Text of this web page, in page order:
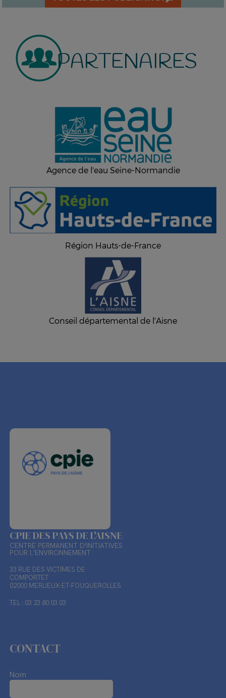
PARTENAIRES
Agence de l'eau Seine-Normandie
Région Hauts-de-France
Conseil départemental de l'Aisne
CPIE DES PAYS DE L'AISNE
CENTRE PERMANENT D'INITIATIVES
POUR L'ENVIRONNEMENT
33 RUE DES VICTIMES DE
COMPORTET
02000 MERLIEUX-ET-FOUQUEROLLES
TEL : 03 23 80 03 03
CONTACT
Nom